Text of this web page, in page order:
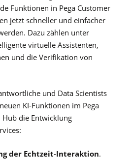
Funktionen in Pega Customer
jetzt schneller und einfacher
Dazu zählen unter
virtuelle Assistenten,
und die Verifikation von
und Data Scientists
KI-Funktionen im Pega
Hub die Entwicklung
der Echtzeit-Interaktion.